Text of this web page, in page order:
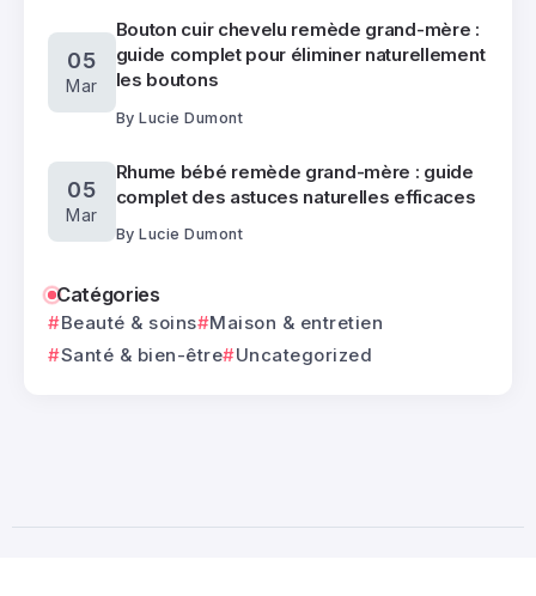
05
Mar
Bouton cuir chevelu remède grand-mère :
guide complet pour éliminer naturellement
les boutons
By Lucie Dumont
05
Mar
Rhume bébé remède grand-mère : guide
complet des astuces naturelles efficaces
By Lucie Dumont
Catégories
Beauté & soins
Maison & entretien
Santé & bien-être
Uncategorized